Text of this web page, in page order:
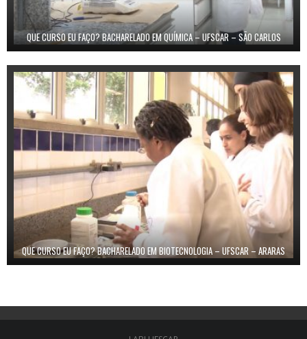
QUE CURSO EU FAÇO? BACHARELADO EM QUÍMICA – UFSCAR – SÃO CARLOS
QUE CURSO EU FAÇO? BACHARELADO EM BIOTECNOLOGIA – UFSCAR – ARARAS